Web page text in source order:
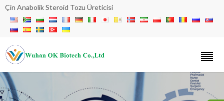
Çin Anabolik Steroid Tozu Üreticisi